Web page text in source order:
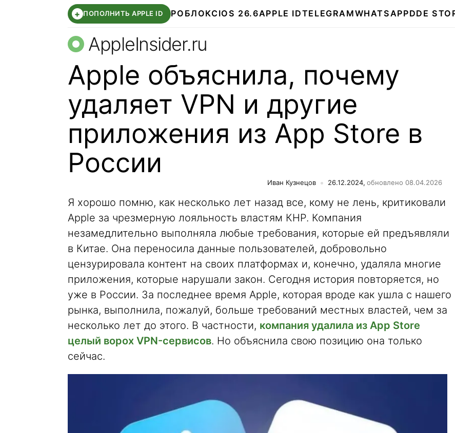
+ ПОПОЛНИТЬ APPLE ID РОБЛОКС IOS 26.6APPLE IDTELEGRAMWHATSAPPDDE
AppleInsider.ru
Apple объяснила, почему
удаляет VPN и другие
приложения из App Store в
России
Иван Кузнецов 26.12.2024, обновлено 08.04.2026
Я хорошо помню, как несколько лет назад все, кому не лень, критиковали
Apple за чрезмерную лояльность властям КНР. Компания
незамедлительно выполняла любые требования, которые ей предъявляли
в Китае. Она переносила данные пользователей, добровольно
цензурировала контент на своих платформах и, конечно, удаляла многие
приложения, которые нарушали закон. Сегодня история повторяется, но
уже в России. За последнее время Apple, которая вроде как ушла с нашего
рынка, выполнила, пожалуй, больше требований местных властей, чем за
несколько лет до этого. В частности, компания удалила из App Store
целый ворох VPN-сервисов. Но объяснила свою позицию она только
сейчас.